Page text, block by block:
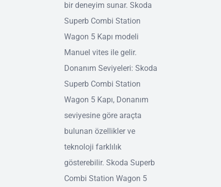
bir deneyim sunar. Skoda
Superb Combi Station
Wagon 5 Kapı modeli
Manuel vites ile gelir.
Donanım Seviyeleri: Skoda
Superb Combi Station
Wagon 5 Kapı, Donanım
seviyesine göre araçta
bulunan özellikler ve
teknoloji farklılık
gösterebilir. Skoda Superb
Combi Station Wagon 5